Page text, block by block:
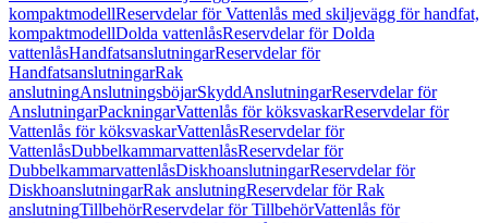
kompaktmodellReservdelar för Vattenlås med skiljevägg för handfat,
kompaktmodellDolda vattenlåsReservdelar för Dolda
vattenlåsHandfatsanslutningarReservdelar för
HandfatsanslutningarRak
anslutningAnslutningsböjarSkyddAnslutningarReservdelar för
AnslutningarPackningarVattenlås för köksvaskarReservdelar för
Vattenlås för köksvaskarVattenlåsReservdelar för
VattenlåsDubbelkammarvattenlåsReservdelar för
DubbelkammarvattenlåsDiskhoanslutningarReservdelar för
DiskhoanslutningarRak anslutningReservdelar för Rak
anslutningTillbehörReservdelar för TillbehörVattenlås för